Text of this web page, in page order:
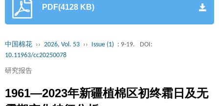
PDF(4128 KB)
中国棉花 ›› 2026, Vol. 53 ›› Issue (1) : 9-19.
DOI:
10.11963/cc20250078
研究报告
1961―2023年新疆植棉区初终霜日及无